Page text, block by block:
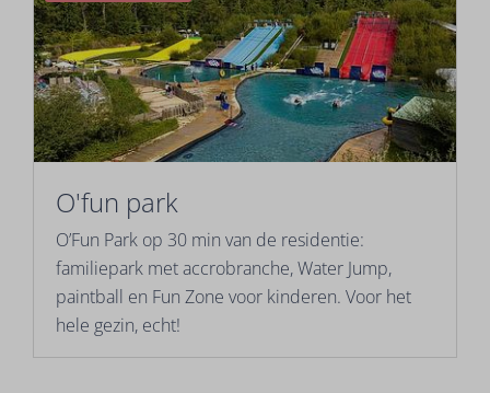
O'fun park
O’Fun Park op 30 min van de residentie:
familiepark met accrobranche, Water Jump,
paintball en Fun Zone voor kinderen. Voor het
hele gezin, echt!